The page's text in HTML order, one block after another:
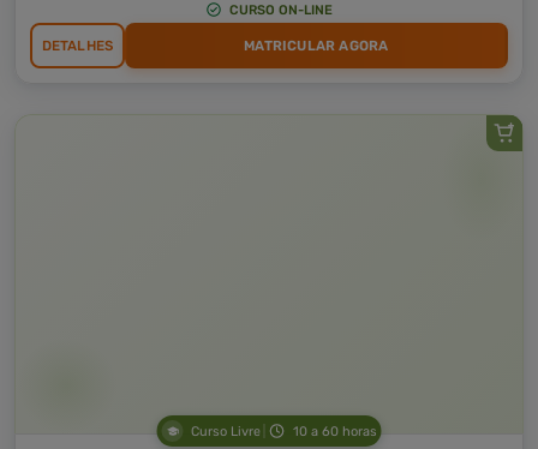
CURSO ON-LINE
DETALHES MATRICULAR AGORA
Curso Livre 10 a 60 horas